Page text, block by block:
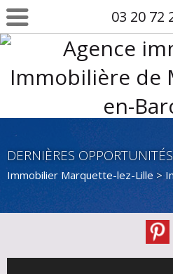
03 20 72
Immobilier Marquette-lez-Lille >